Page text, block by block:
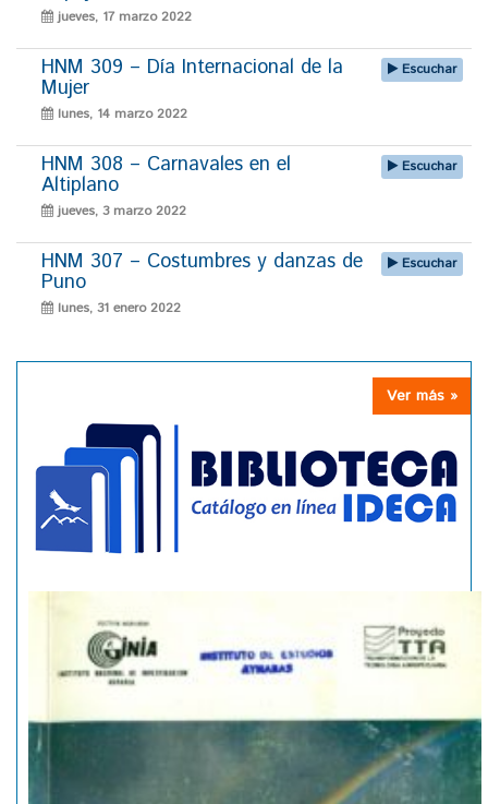
jueves, 17 marzo 2022
HNM 309 – Día Internacional de la
Mujer
lunes, 14 marzo 2022
Escuchar
HNM 308 – Carnavales en el
Altiplano
jueves, 3 marzo 2022
Escuchar
HNM 307 – Costumbres y danzas de
Puno
lunes, 31 enero 2022
Escuchar
Ver más »